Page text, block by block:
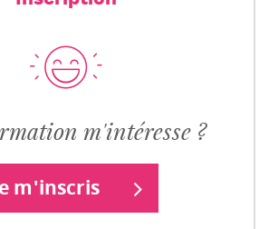
m'intéresse ?
m'inscris